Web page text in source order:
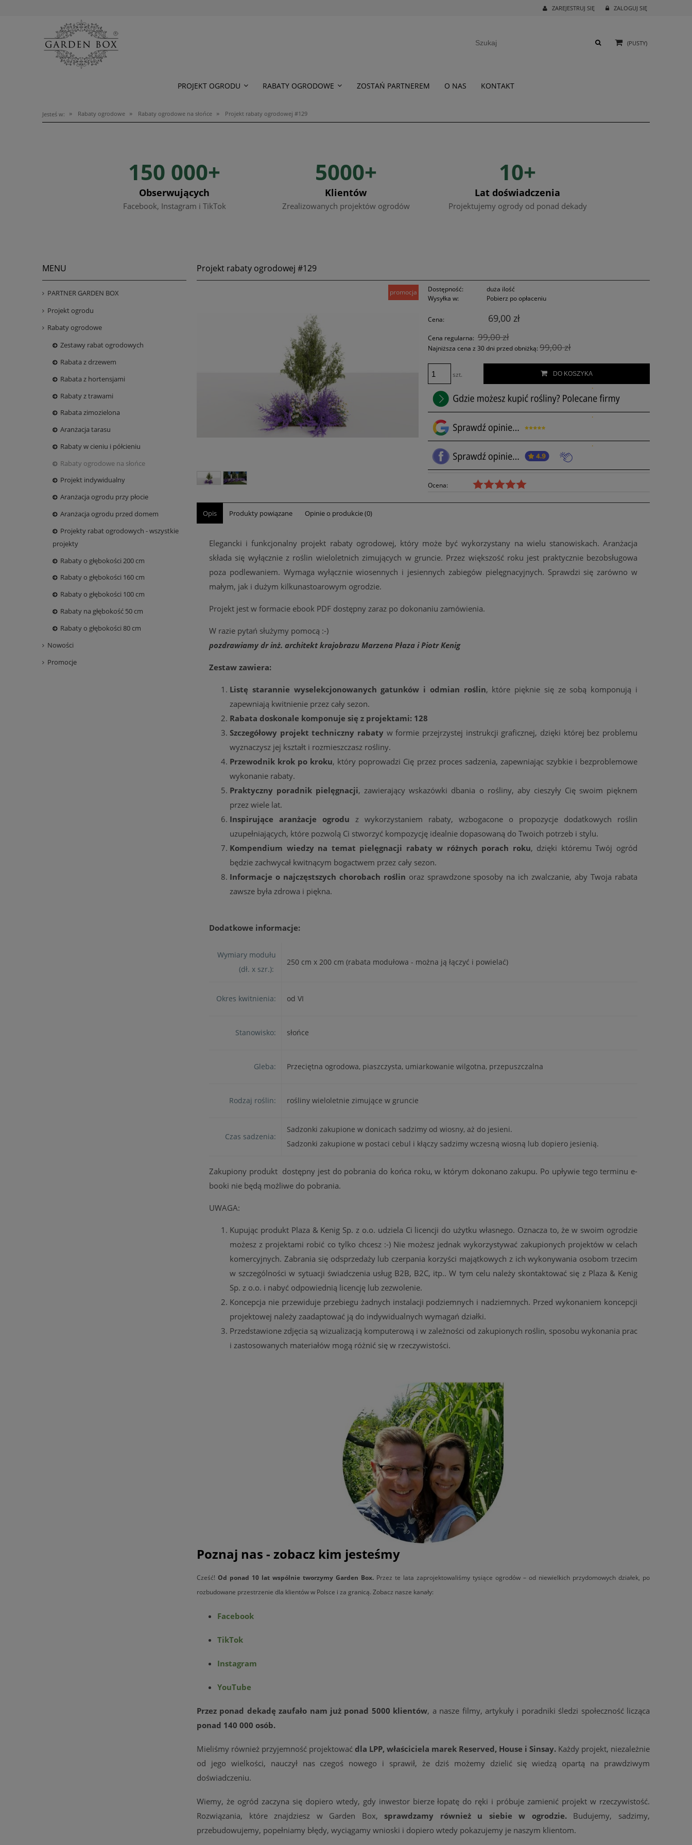
ZAREJESTRUJ SIĘ ZALOGUJ SIĘ
(PUSTY)
PROJEKT OGRODU RABATY OGRODOWE ZOSTAŃ PARTNEREM O NAS KONTAKT
Jesteś w: » Rabaty ogrodowe » Rabaty ogrodowe na słońce » Projekt rabaty ogrodowej #129
150 000+
Obserwujących
Facebook, Instagram i TikTok
5000+
Klientów
Zrealizowanych projektów ogrodów
10+
Lat doświadczenia
Projektujemy ogrody od ponad dekady
MENU
PARTNER GARDEN BOX
Projekt ogrodu
Rabaty ogrodowe
Zestawy rabat ogrodowych
Rabata z drzewem
Rabata z hortensjami
Rabaty z trawami
Rabata zimozielona
Aranżacja tarasu
Rabaty w cieniu i półcieniu
Rabaty ogrodowe na słońce
Projekt indywidualny
Aranżacja ogrodu przy płocie
Aranżacja ogrodu przed domem
Projekty rabat ogrodowych - wszystkie
projekty
Rabaty o głębokości 200 cm
Rabaty o głębokości 160 cm
Rabaty o głębokości 100 cm
Rabaty na głębokość 50 cm
Rabaty o głębokości 80 cm
Nowości
Promocje
Projekt rabaty ogrodowej #129
promocja Dostępność:
duża ilość
Wysyłka w:
Pobierz po opłaceniu
Cena: 69,00 zł
Cena regularna: 99,00 zł
Najniższa cena z 30 dni przed obniżką:99,00 zł
szt. DO KOSZYKA
Ocena:
Opis Produkty powiązane Opinie o produkcie (0)
Elegancki i funkcjonalny projekt rabaty ogrodowej, który może być wykorzystany na wielu stanowiskach. Aranżacja
składa się wyłącznie z roślin wieloletnich zimujących w gruncie. Przez większość roku jest praktycznie bezobsługowa
poza podlewaniem. Wymaga wyłącznie wiosennych i jesiennych zabiegów pielęgnacyjnych. Sprawdzi się zarówno w
małym, jak i dużym kilkunastoarowym ogrodzie.
Projekt jest w formacie ebook PDF dostępny zaraz po dokonaniu zamówienia.
W razie pytań służymy pomocą :-)
pozdrawiamy dr inż. architekt krajobrazu Marzena Płaza i Piotr Kenig
Zestaw zawiera:
Listę starannie wyselekcjonowanych gatunków i odmian roślin, które pięknie się ze sobą komponują i
zapewniają kwitnienie przez cały sezon.
Rabata doskonale komponuje się z projektami: 128
Szczegółowy projekt techniczny rabaty w formie przejrzystej instrukcji graficznej, dzięki której bez problemu
wyznaczysz jej kształt i rozmieszczasz rośliny.
Przewodnik krok po kroku, który poprowadzi Cię przez proces sadzenia, zapewniając szybkie i bezproblemowe
wykonanie rabaty.
Praktyczny poradnik pielęgnacji, zawierający wskazówki dbania o rośliny, aby cieszyły Cię swoim pięknem
przez wiele lat.
Inspirujące aranżacje ogrodu z wykorzystaniem rabaty, wzbogacone o propozycje dodatkowych roślin
uzupełniających, które pozwolą Ci stworzyć kompozycję idealnie dopasowaną do Twoich potrzeb i stylu.
Kompendium wiedzy na temat pielęgnacji rabaty w różnych porach roku, dzięki któremu Twój ogród
będzie zachwycał kwitnącym bogactwem przez cały sezon.
Informacje o najczęstszych chorobach roślin oraz sprawdzone sposoby na ich zwalczanie, aby Twoja rabata
zawsze była zdrowa i piękna.
Dodatkowe informacje:
Wymiary modułu
(dł. x szr.):
250 cm x 200 cm (rabata modułowa - można ją łączyć i powielać)
Okres kwitnienia: od VI
Stanowisko: słońce
Gleba: Przeciętna ogrodowa, piaszczysta, umiarkowanie wilgotna, przepuszczalna
Rodzaj roślin: rośliny wieloletnie zimujące w gruncie
Czas sadzenia:
Sadzonki zakupione w donicach sadzimy od wiosny, aż do jesieni.
Sadzonki zakupione w postaci cebul i kłączy sadzimy wczesną wiosną lub dopiero jesienią.
Zakupiony produkt dostępny jest do pobrania do końca roku, w którym dokonano zakupu. Po upływie tego terminu e-
booki nie będą możliwe do pobrania.
UWAGA:
Kupując produkt Plaza & Kenig Sp. z o.o. udziela Ci licencji do użytku własnego. Oznacza to, że w swoim ogrodzie
możesz z projektami robić co tylko chcesz :-) Nie możesz jednak wykorzystywać zakupionych projektów w celach
komercyjnych. Zabrania się odsprzedaży lub czerpania korzyści majątkowych z ich wykonywania osobom trzecim
w szczególności w sytuacji świadczenia usług B2B, B2C, itp.. W tym celu należy skontaktować się z Plaza & Kenig
Sp. z o.o. i nabyć odpowiednią licencję lub zezwolenie.
Koncepcja nie przewiduje przebiegu żadnych instalacji podziemnych i nadziemnych. Przed wykonaniem koncepcji
projektowej należy zaadaptować ją do indywidualnych wymagań działki.
Przedstawione zdjęcia są wizualizacją komputerową i w zależności od zakupionych roślin, sposobu wykonania prac
i zastosowanych materiałów mogą różnić się w rzeczywistości.
Poznaj nas - zobacz kim jesteśmy
Cześć! Od ponad 10 lat wspólnie tworzymy Garden Box. Przez te lata zaprojektowaliśmy tysiące ogrodów – od niewielkich przydomowych działek, po
rozbudowane przestrzenie dla klientów w Polsce i za granicą. Zobacz nasze kanały:
Facebook
TikTok
Instagram
YouTube
Przez ponad dekadę zaufało nam już ponad 5000 klientów, a nasze filmy, artykuły i poradniki śledzi społeczność licząca
ponad 140 000 osób.
Mieliśmy również przyjemność projektować dla LPP, właściciela marek Reserved, House i Sinsay. Każdy projekt, niezależnie
od jego wielkości, nauczył nas czegoś nowego i sprawił, że dziś możemy dzielić się wiedzą opartą na prawdziwym
doświadczeniu.
Wiemy, że ogród zaczyna się dopiero wtedy, gdy inwestor bierze łopatę do ręki i próbuje zamienić projekt w rzeczywistość.
Rozwiązania, które znajdziesz w Garden Box,sprawdzamy również u siebie w ogrodzie.Budujemy, sadzimy,
przebudowujemy, popełniamy błędy, wyciągamy wnioski i dopiero wtedy pokazujemy je naszym klientom.